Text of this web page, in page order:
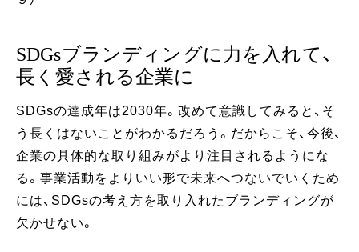
SDGsブランディングに力を入れて、
長く愛される企業に
SDGsの達成年は2030年。改めて意識してみると、そ
う長くはないことがわかるだろう。だからこそ、今後、
企業の具体的な取り組みがより注目されるようにな
る。事業活動をよりいい形で未来へつないでいくため
には、SDGsの考え方を取り入れたブランディングが
欠かせない。